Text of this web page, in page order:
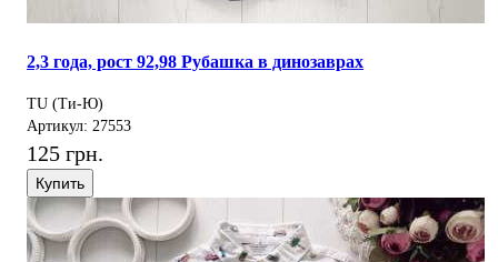
2,3 года, рост 92,98 Рубашка в динозаврах
TU (Ти-Ю)
Артикул: 27553
125 грн.
Купить